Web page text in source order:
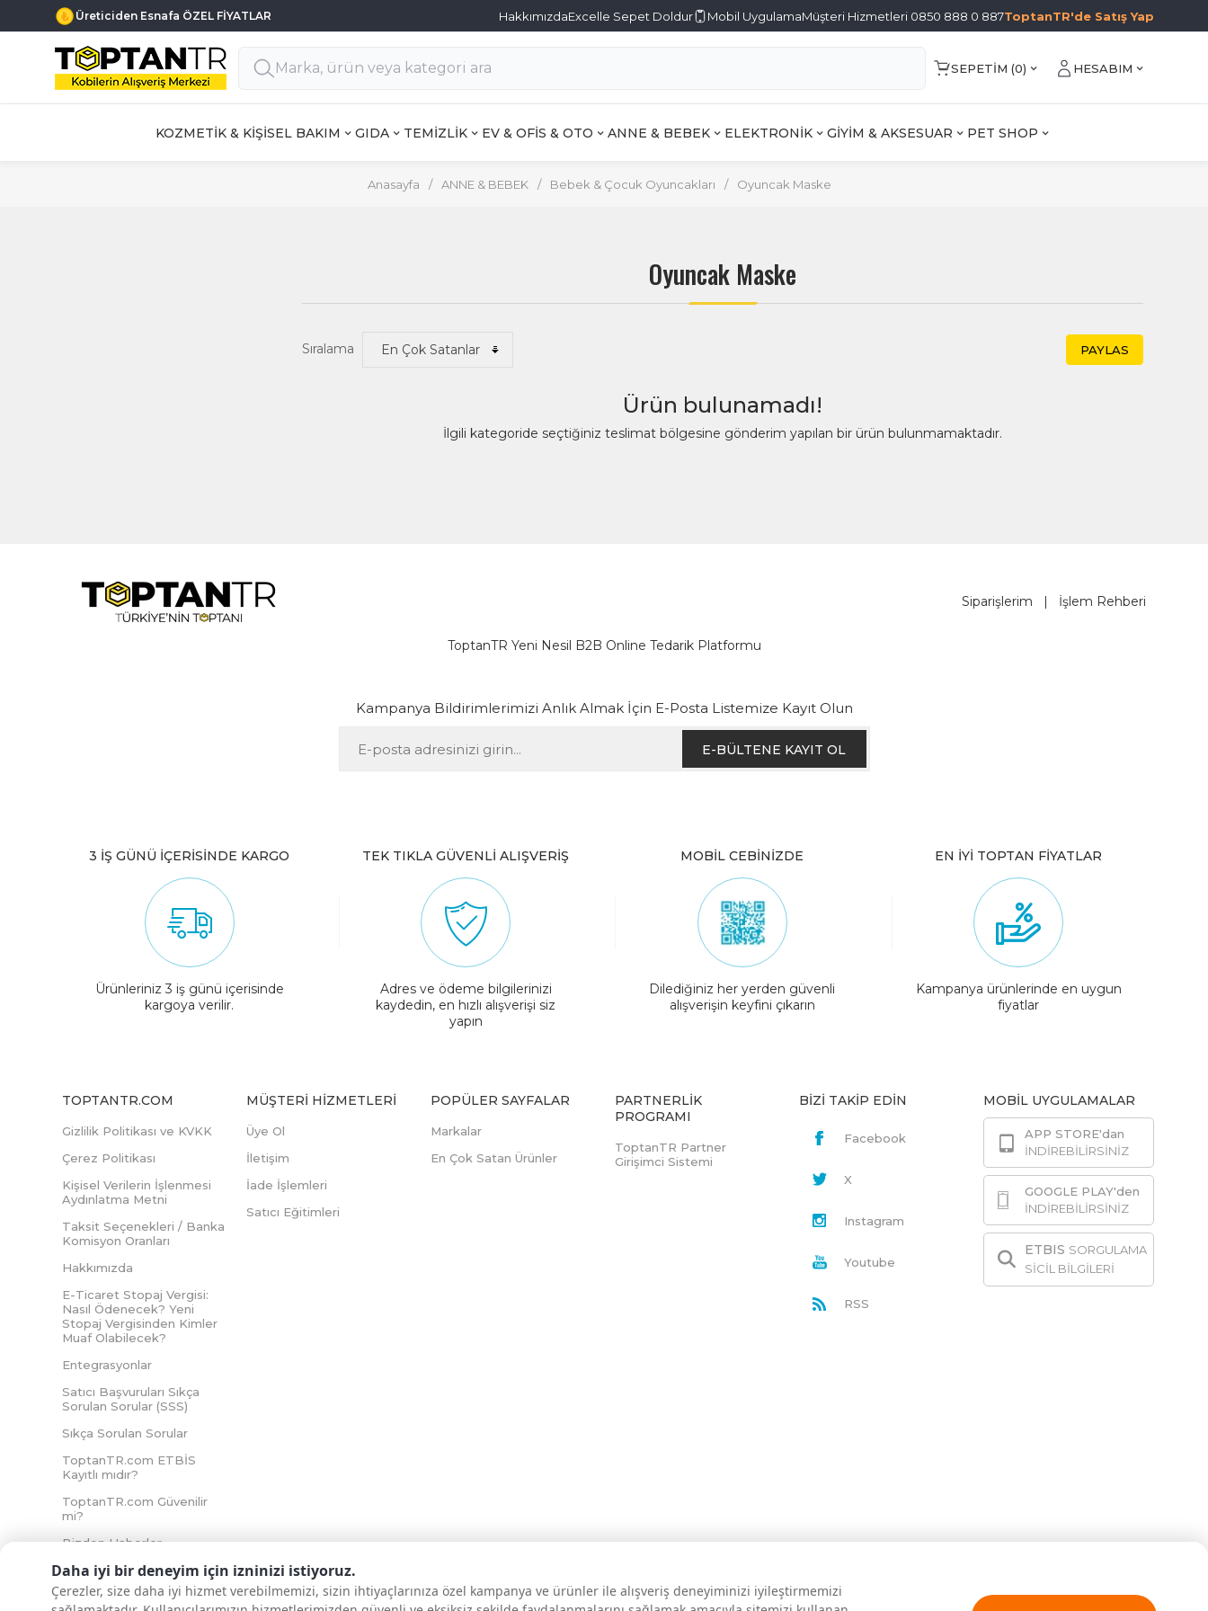
Daha iyi bir deneyim için izninizi istiyoruz.
Çerezler, size daha iyi hizmet verebilmemizi, sizin ihtiyaçlarınıza özel kampanya ve ürünler ile alışveriş deneyiminizi iyileştirmemizi
Üreticiden Esnafa ÖZEL FİYATLAR HakkımızdaExcelle Sepet Doldur Mobil UygulamaMüşteri Hizmetleri 0850 888 0 887ToptanTR'de Satış Yap
SEPETIM (0) HESABIM
KOZMETİK & KİŞİSEL BAKIM GIDA TEMİZLİK EV & OFİS & OTO ANNE & BEBEK ELEKTRONİK GİYİM & AKSESUAR PET SHOP
Anasayfa / ANNE & BEBEK / Bebek & Çocuk Oyuncakları / Oyuncak Maske
Oyuncak Maske
Sıralama PAYLAS
Ürün bulunamadı!
İlgili kategoride seçtiğiniz teslimat bölgesine gönderim yapılan bir ürün bulunmamaktadır.
Siparişlerim İşlem Rehberi
ToptanTR Yeni Nesil B2B Online Tedarik Platformu
Kampanya Bildirimlerimizi Anlık Almak İçin E-Posta Listemize Kayıt Olun
E-BÜLTENE KAYIT OL
3 İŞ GÜNÜ İÇERİSİNDE KARGO
Ürünleriniz 3 iş günü içerisinde
kargoya verilir.
TEK TIKLA GÜVENLİ ALIŞVERİŞ
Adres ve ödeme bilgilerinizi
kaydedin, en hızlı alışverişi siz
yapın
MOBİL CEBİNİZDE
Dilediğiniz her yerden güvenli
alışverişin keyfini çıkarın
EN İYİ TOPTAN FİYATLAR
Kampanya ürünlerinde en uygun
fiyatlar
TOPTANTR.COM
Gizlilik Politikası ve KVKK
Çerez Politikası
Kişisel Verilerin İşlenmesi
Aydınlatma Metni
Taksit Seçenekleri / Banka
Komisyon Oranları
Hakkımızda
E-Ticaret Stopaj Vergisi:
Nasıl Ödenecek? Yeni
Stopaj Vergisinden Kimler
Muaf Olabilecek?
Entegrasyonlar
Satıcı Başvuruları Sıkça
Sorulan Sorular (SSS)
Sıkça Sorulan Sorular
ToptanTR.com ETBİS
Kayıtlı mıdır?
ToptanTR.com Güvenilir
mi?
Bizden Haberler
MÜŞTERI HIZMETLERI
Üye Ol
İletişim
İade İşlemleri
Satıcı Eğitimleri
POPÜLER SAYFALAR
Markalar
En Çok Satan Ürünler
PARTNERLIK
PROGRAMI
ToptanTR Partner
Girişimci Sistemi
BİZİ TAKİP EDİN
Facebook
X
Instagram
Youtube
RSS
MOBİL UYGULAMALAR
APP STORE'dan
İNDİREBİLİRSİNİZ
GOOGLE PLAY'den
İNDİREBİLİRSİNİZ
ETBIS SORGULAMA
SİCİL BİLGİLERİ